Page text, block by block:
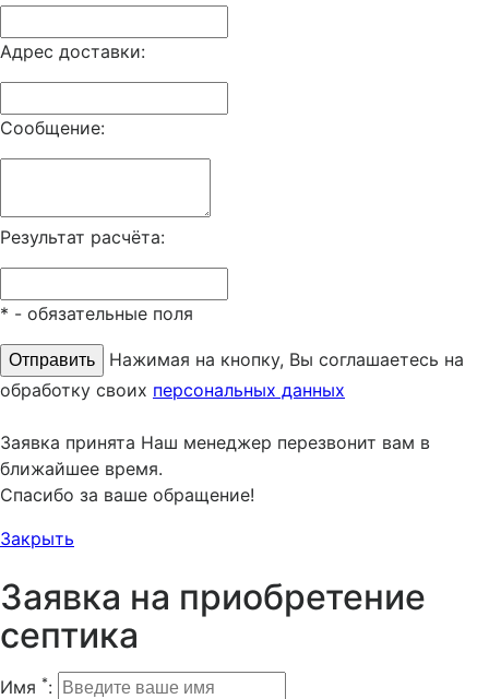
Адрес доставки:
Сообщение:
Результат расчёта:
* - обязательные поля
Нажимая на кнопку, Вы соглашаетесь на
обработку своих персональных данных
Заявка принята Наш менеджер перезвонит вам в
ближайшее время.
Спасибо за ваше обращение!
Закрыть
Заявка на приобретение
септика
Имя *: